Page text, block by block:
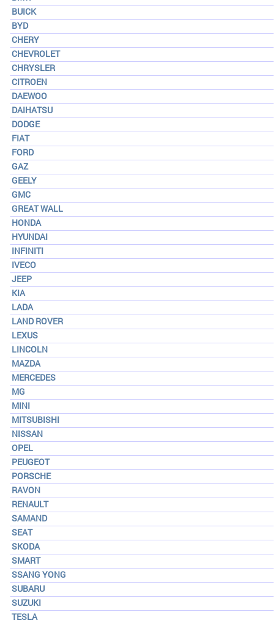
BUICK
BYD
CHERY
CHEVROLET
CHRYSLER
CITROEN
DAEWOO
DAIHATSU
DODGE
FIAT
FORD
GAZ
GEELY
GMC
GREAT WALL
HONDA
HYUNDAI
INFINITI
IVECO
JEEP
KIA
LADA
LAND ROVER
LEXUS
LINCOLN
MAZDA
MERCEDES
MG
MINI
MITSUBISHI
NISSAN
OPEL
PEUGEOT
PORSCHE
RAVON
RENAULT
SAMAND
SEAT
SKODA
SMART
SSANG YONG
SUBARU
SUZUKI
TESLA